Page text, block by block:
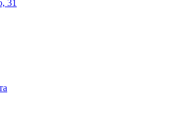
31